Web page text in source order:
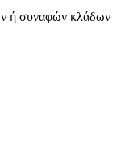
ή συναφών κλάδων